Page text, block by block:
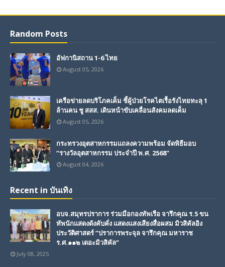
Random Posts
อัฟกานิสถาน 1-6 ไทย
August 05, 2026
เครือข่ายลดบริโภคเค็ม ชี้ผู้ป่วยโรคไตเรื้อรังไทยทะลุ 1
ล้านคน ชู สสส. เดินหน้าขับเคลื่อนสังคมลดเค็ม
August 05, 2026
กระทรวงอุตสาหกรรมแถลงความพร้อม จัดพิธีมอบ
“รางวัลอุตสาหกรรม ประจำปี พ.ศ. 2568”
August 04, 2026
Recent in บันเทิง
อบจ.สมุทรปราการ ร่วมมือกองทัพเรือ จารึกคุณ ร.5 ขน
ทัพนักแสดงดังคับคั่ง แสดงแสงเสียงสื่อผสม มิวสิคัลอิง
ประวัติศาสตร์ “ปราการพระจุล จารึกคุณ มหาราช
ร.ศ.๑๑๒ เดอะมิวสิคัล”
July 08, 2025